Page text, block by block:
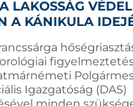
LAKOSSÁG
A KÁNIKULA
Igazgatóság (DAS)